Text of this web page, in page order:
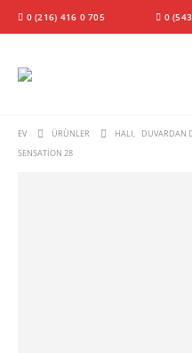
0 (216) 416 0 705 0
EV ÜRÜNLER HALI, DUVARDAN
SENSATION 28